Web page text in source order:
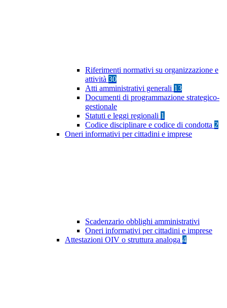
Riferimenti normativi su organizzazione e
attività 30
Atti amministrativi generali 13
Documenti di programmazione strategico-
gestionale
Statuti e leggi regionali 1
Codice disciplinare e codice di condotta 2
Oneri informativi per cittadini e imprese
Scadenzario obblighi amministrativi
Oneri informativi per cittadini e imprese
Attestazioni OIV o struttura analoga 4